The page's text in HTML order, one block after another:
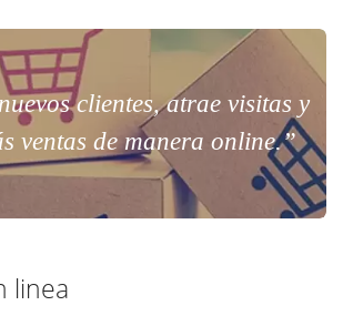
clientes, atrae visitas y
ventas de manera online.”
linea